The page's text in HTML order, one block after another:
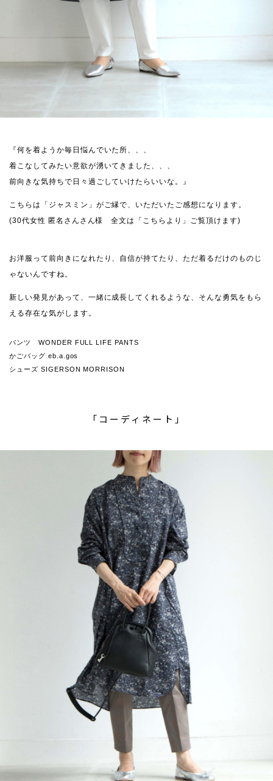
『何を着ようか毎日悩んでいた所、、、
着こなしてみたい意欲が湧いてきました、、、
前向きな気持ちで日々過ごしていけたらいいな。』
こちらは「ジャスミン」がご縁で、いただいたご感想になります。
(30代女性 匿名さんさん様 全文は
「こちらより」 ご覧頂けます)
お洋服って前向きになれたり、自信が持てたり、ただ着るだけのものじ
ゃないんですね。
新しい発見があって、一緒に成長してくれるような、そんな勇気をもら
える存在な気がします。
パンツ WONDER FULL LIFE PANTS
かごバッグ eb.a.gos
シューズ SIGERSON MORRISON
「コーディネート」